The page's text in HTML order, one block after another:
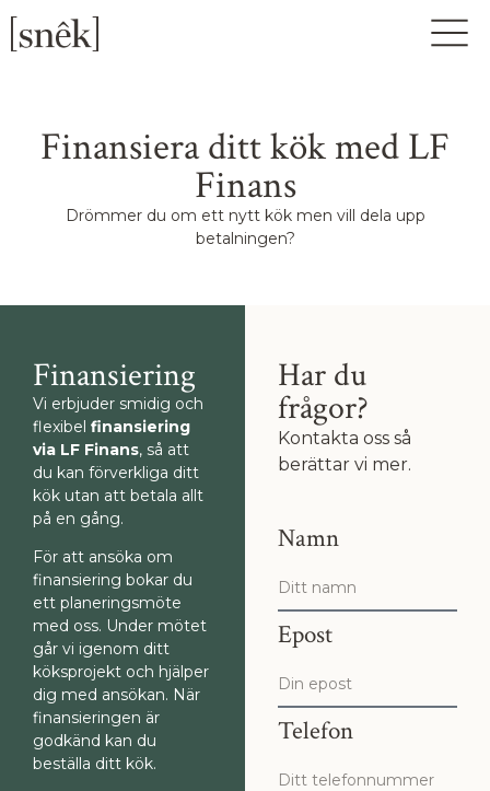
Finansiera ditt kök med LF
Finans
Drömmer du om ett nytt kök men vill dela upp
betalningen?
Finansiering
Vi erbjuder smidig och
flexibel finansiering
via LF Finans, så att
du kan förverkliga ditt
kök utan att betala allt
på en gång.
För att ansöka om
finansiering bokar du
ett planeringsmöte
med oss. Under mötet
går vi igenom ditt
köksprojekt och hjälper
dig med ansökan. När
finansieringen är
godkänd kan du
beställa ditt kök.
Har du
frågor?
Kontakta oss så
berättar vi mer.
Namn
Epost
Telefon